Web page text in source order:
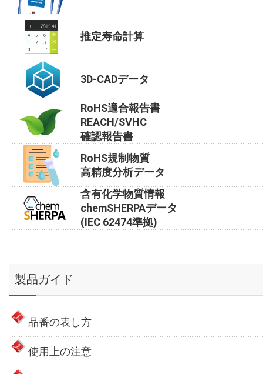
推定寿命計算
3D-CADデータ
RoHS適合報告書
REACH/SVHC
確認報告書
RoHS規制物質
高精度分析データ
含有化学物質情報
chemSHERPAデータ
(IEC 62474準拠)
製品ガイド
品番の表し方
使用上の注意